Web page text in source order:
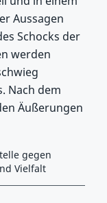
Aussagen
Schocks der
werden
Nach dem
Äußerungen
gegen
Vielfalt